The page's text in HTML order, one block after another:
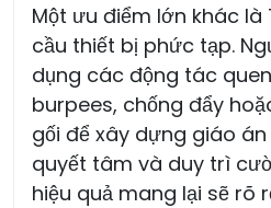
Một ưu điểm lớn khác
cầu thiết bị phức tạp.
dụng các động tác
burpees, chống đẩy
gối để xây dựng giáo án
quyết tâm và duy trì
hiệu quả mang lại sẽ rõ